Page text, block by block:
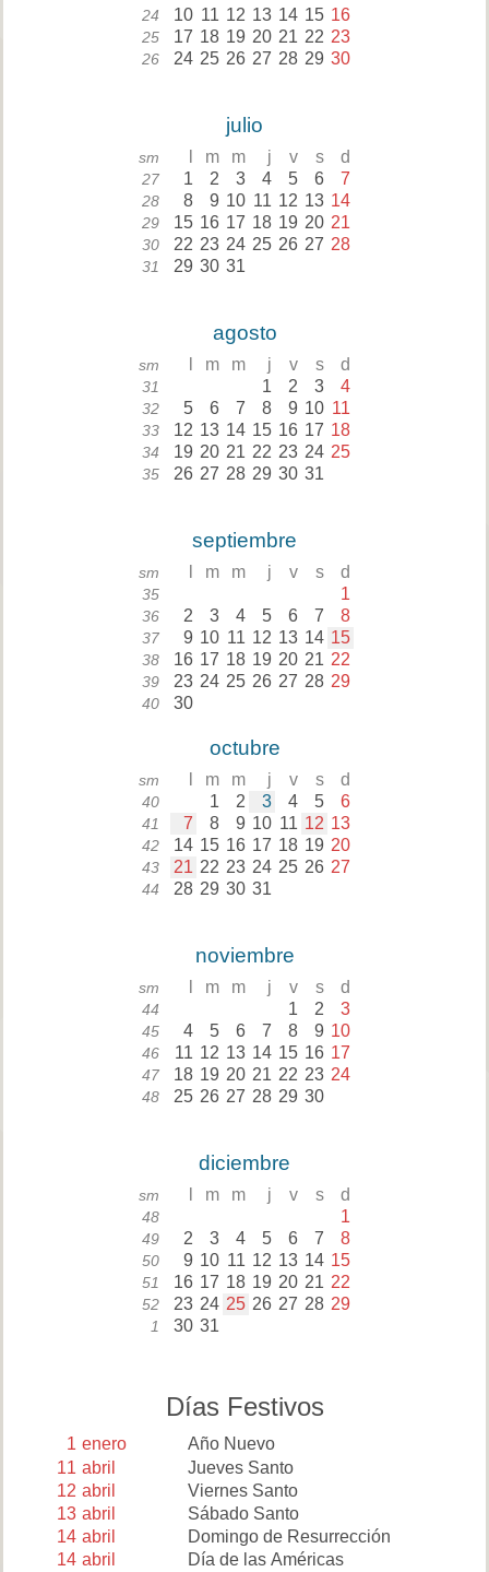
24 10 11 12 13 14 15 16
25 17 18 19 20 21 22 23
26 24 25 26 27 28 29 30
julio
sm m m j v s d
27 1 2 3 4 5 6 7
28 8 9 10 11 12 13 14
29 15 16 17 18 19 20 21
30 22 23 24 25 26 27 28
31 29 30 31
agosto
sm m m j v s d
31 1 2 3 4
32 5 6 7 8 9 10 11
33 12 13 14 15 16 17 18
34 19 20 21 22 23 24 25
35 26 27 28 29 30 31
septiembre
sm m m j v s d
35 1
36 2 3 4 5 6 7 8
37 9 10 11 12 13 14 15
38 16 17 18 19 20 21 22
39 23 24 25 26 27 28 29
40 30
octubre
sm m m j v s d
40 1 2 3 4 5 6
41 7 8 9 10 11 12 13
42 14 15 16 17 18 19 20
43 21 22 23 24 25 26 27
44 28 29 30 31
noviembre
sm m m j v s d
44 1 2 3
45 4 5 6 7 8 9 10
46 11 12 13 14 15 16 17
47 18 19 20 21 22 23 24
48 25 26 27 28 29 30
diciembre
sm m m j v s d
48 1
49 2 3 4 5 6 7 8
50 9 10 11 12 13 14 15
51 16 17 18 19 20 21 22
52 23 24 25 26 27 28 29
1 30 31
Días Festivos
1 enero
Año Nuevo
11 abril
Jueves Santo
12 abril
Viernes Santo
13 abril
Sábado Santo
14 abril
Domingo de Resurrección
14 abril
Día de las Américas